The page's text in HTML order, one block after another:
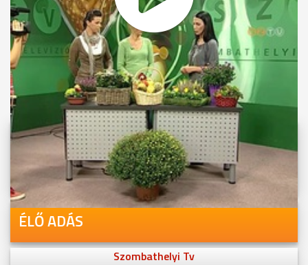
MEGOSZTÁS
Videóink megtekinthetőek
Youtube-csatornánkon is!
ÉLŐ ADÁS
Szombathelyi Tv